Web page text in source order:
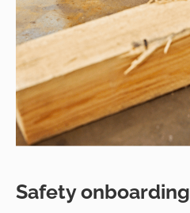
Safety onboarding